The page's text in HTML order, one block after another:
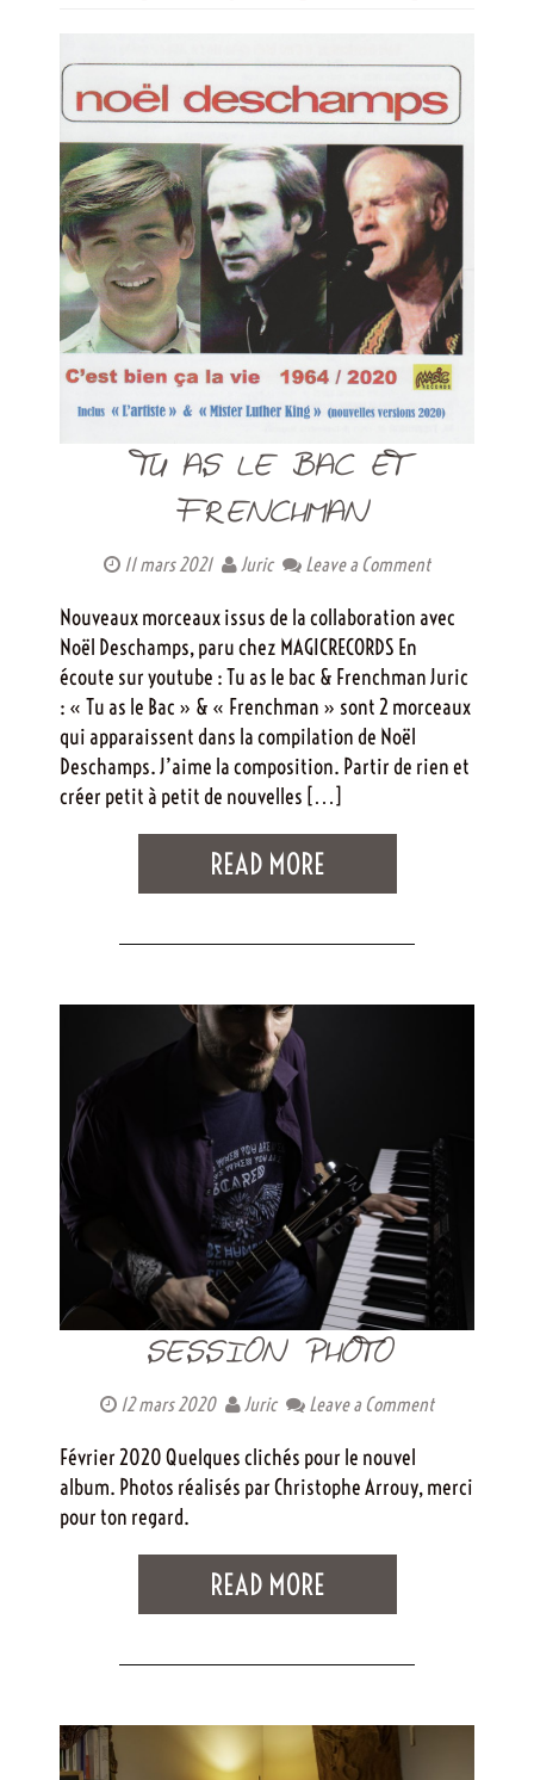
TU AS LE BAC ET
FRENCHMAN
11 mars 2021 Juric Leave a Comment
Nouveaux morceaux issus de la collaboration avec
Noël Deschamps, paru chez MAGICRECORDS En
écoute sur youtube : Tu as le bac & Frenchman Juric
: « Tu as le Bac » & « Frenchman » sont 2 morceaux
qui apparaissent dans la compilation de Noël
Deschamps. J’aime la composition. Partir de rien et
créer petit à petit de nouvelles […]
READ MORE
SESSION PHOTO
12 mars 2020 Juric Leave a Comment
Février 2020 Quelques clichés pour le nouvel
album. Photos réalisés par Christophe Arrouy, merci
pour ton regard.
READ MORE